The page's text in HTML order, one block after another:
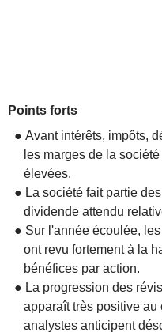
Points forts
● Avant intérêts, impôts,
les marges de la
élevées.
● La société fait partie
dividende attendu
● Sur l'année écoulée,
ont revu fortement à la
bénéfices par action.
● La progression des
apparaît très positive
analystes anticipent